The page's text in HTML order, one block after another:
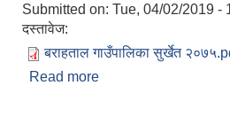
Submitted on: Tue, 04/02/2019 -
दस्तावेज:
बराहताल गाउँपालिका सुर्खेत
Read more